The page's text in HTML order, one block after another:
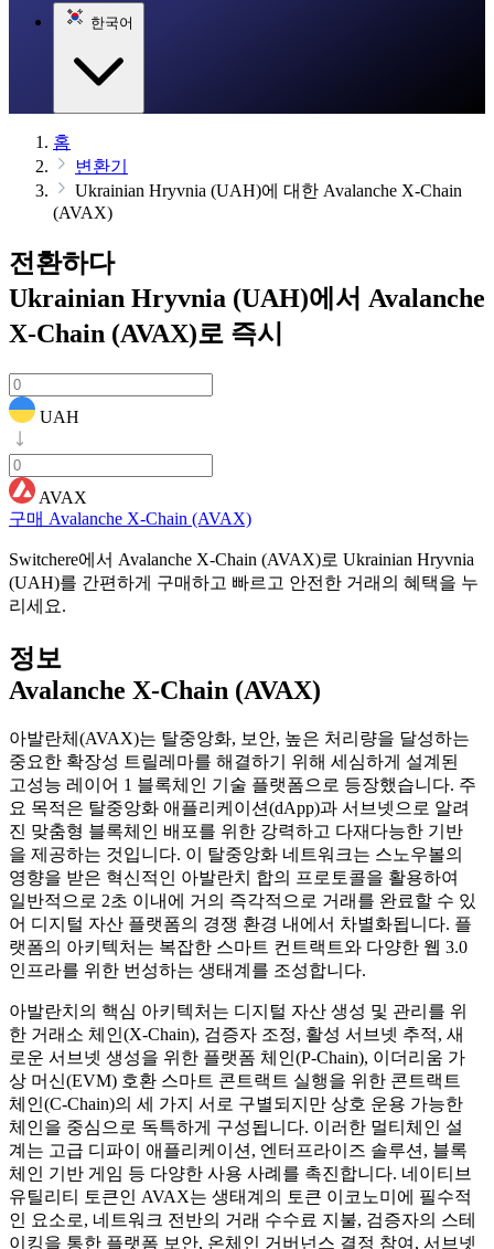
한국어
홈
변환기
Ukrainian Hryvnia (UAH)에 대한 Avalanche X-Chain
(AVAX)
전환하다
Ukrainian Hryvnia (UAH)에서 Avalanche
X-Chain (AVAX)로 즉시
UAH
AVAX
구매 Avalanche X-Chain (AVAX)
Switchere에서 Avalanche X-Chain (AVAX)로 Ukrainian Hryvnia
(UAH)를 간편하게 구매하고 빠르고 안전한 거래의 혜택을 누
리세요.
정보
Avalanche X-Chain (AVAX)
아발란체(AVAX)는 탈중앙화, 보안, 높은 처리량을 달성하는
중요한 확장성 트릴레마를 해결하기 위해 세심하게 설계된
고성능 레이어 1 블록체인 기술 플랫폼으로 등장했습니다. 주
요 목적은 탈중앙화 애플리케이션(dApp)과 서브넷으로 알려
진 맞춤형 블록체인 배포를 위한 강력하고 다재다능한 기반
을 제공하는 것입니다. 이 탈중앙화 네트워크는 스노우볼의
영향을 받은 혁신적인 아발란치 합의 프로토콜을 활용하여
일반적으로 2초 이내에 거의 즉각적으로 거래를 완료할 수 있
어 디지털 자산 플랫폼의 경쟁 환경 내에서 차별화됩니다. 플
랫폼의 아키텍처는 복잡한 스마트 컨트랙트와 다양한 웹 3.0
인프라를 위한 번성하는 생태계를 조성합니다.
아발란치의 핵심 아키텍처는 디지털 자산 생성 및 관리를 위
한 거래소 체인(X-Chain), 검증자 조정, 활성 서브넷 추적, 새
로운 서브넷 생성을 위한 플랫폼 체인(P-Chain), 이더리움 가
상 머신(EVM) 호환 스마트 콘트랙트 실행을 위한 콘트랙트
체인(C-Chain)의 세 가지 서로 구별되지만 상호 운용 가능한
체인을 중심으로 독특하게 구성됩니다. 이러한 멀티체인 설
계는 고급 디파이 애플리케이션, 엔터프라이즈 솔루션, 블록
체인 기반 게임 등 다양한 사용 사례를 촉진합니다. 네이티브
유틸리티 토큰인 AVAX는 생태계의 토큰 이코노미에 필수적
인 요소로, 네트워크 전반의 거래 수수료 지불, 검증자의 스테
이킹을 통한 플랫폼 보안, 온체인 거버넌스 결정 참여, 서브넷